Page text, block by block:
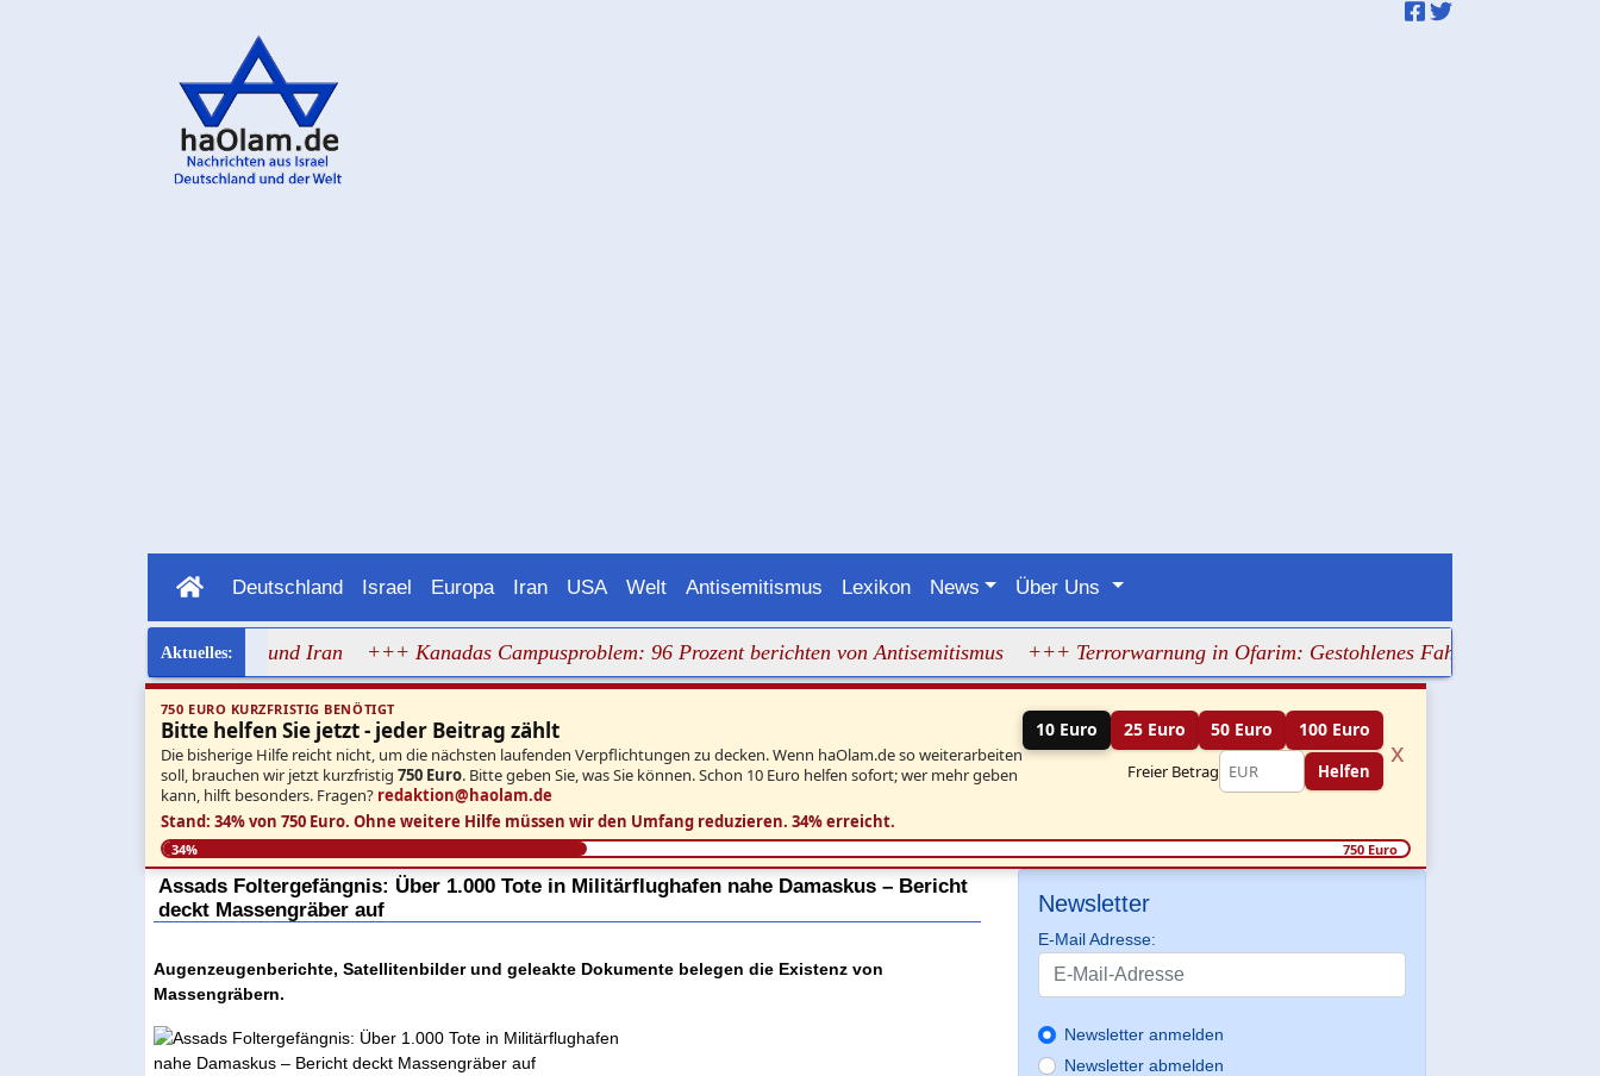
Deutschland Israel Europa Iran USA Welt Antisemitismus Lexikon News Über Uns
gegen Russland und Iran +++ Kanadas Campusproblem: 96 Prozent berichten von Antisemitismus +++ Terrorwarnung in Ofarim: Gestohlenes Fahrzeug löst Fahndung
750 EURO KURZFRISTIG BENÖTIGT
Bitte helfen Sie jetzt - jeder Beitrag zählt
Die bisherige Hilfe reicht nicht, um die nächsten laufenden Verpflichtungen zu decken. Wenn haOlam.de so weiterarbeiten
soll, brauchen wir jetzt kurzfristig 750 Euro. Bitte geben Sie, was Sie können. Schon 10 Euro helfen sofort; wer mehr geben
kann, hilft besonders. Fragen? redaktion@haolam.de
10 Euro 25 Euro 50 Euro 100 Euro
Freier Betrag Helfen
x
Stand: 34% von 750 Euro. Ohne weitere Hilfe müssen wir den Umfang reduzieren. 34% erreicht.
34% 750 Euro
Assads Foltergefängnis: Über 1.000 Tote in Militärflughafen nahe Damaskus – Bericht
deckt Massengräber auf
Augenzeugenberichte, Satellitenbilder und geleakte Dokumente belegen die Existenz von
Massengräbern.
Newsletter
E-Mail Adresse:
Newsletter anmelden
Newsletter abmelden